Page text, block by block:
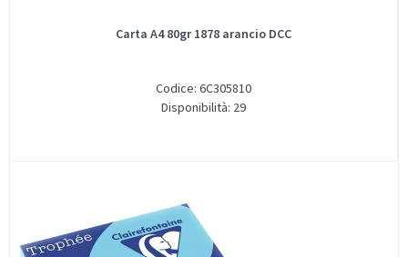
Carta A4 80gr 1878 arancio DCC
Codice: 6C305810
Disponibilità: 29